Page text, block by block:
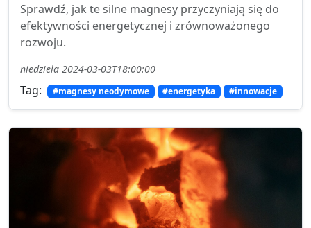
Sprawdź, jak te silne magnesy przyczyniają się do
efektywności energetycznej i zrównoważonego
rozwoju.
niedziela 2024-03-03T18:00:00
Tag: #magnesy neodymowe #energetyka #innowacje